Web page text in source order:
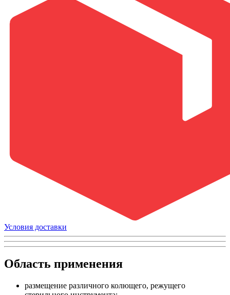
Условия доставки
Область применения
размещение различного колющего, режущего